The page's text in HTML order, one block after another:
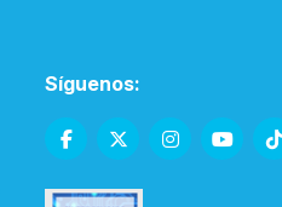
Síguenos: